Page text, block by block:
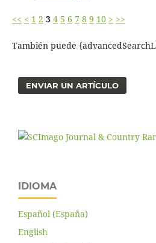
<< < 1 2 3 4 5 6 7 8 9 10 > >>
También puede
ENVIAR UN ARTÍCULO
IDIOMA
Español (España)
English